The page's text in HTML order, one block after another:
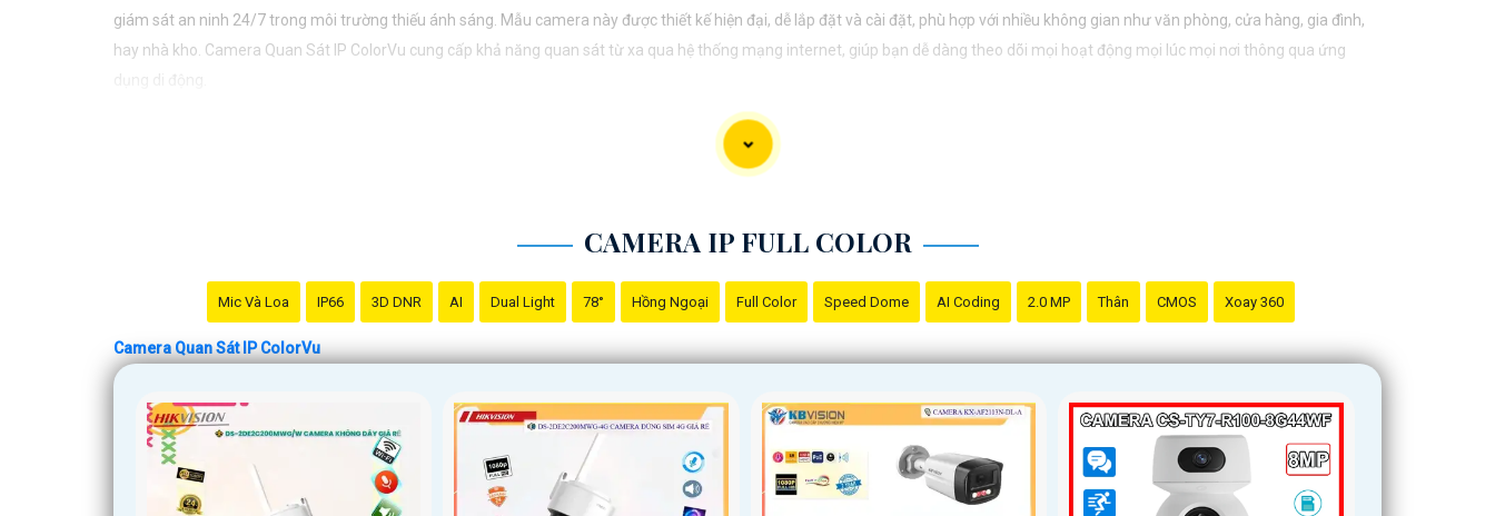
giám sát an ninh 24/7 trong môi trường thiếu ánh sáng. Mẫu camera này được thiết kế hiện đại, dễ lắp đặt và cài đặt, phù hợp với nhiều không gian như văn phòng, cửa hàng, gia đình,
hay nhà kho. Camera Quan Sát IP ColorVu cung cấp khả năng quan sát từ xa qua hệ thống mạng internet, giúp bạn dễ dàng theo dõi mọi hoạt động mọi lúc mọi nơi thông qua ứng
dụng di động.
CAMERA IP FULL COLOR
Mic Và Loa IP66 3D DNR AI Dual Light 78° Hồng Ngoại Full Color Speed Dome AI Coding 2.0 MP Thân CMOS Xoay 360
Camera Quan Sát IP ColorVu